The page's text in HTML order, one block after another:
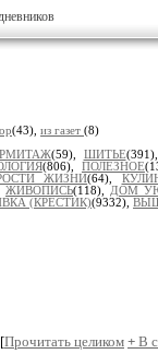
(43), из газет (8)
(59), ШИТЬЕ
(806), ПОЛЕЗНОЕ
ЖИЗНИ(64),
ЖИВОПИСЬ(118), ДОМ
(КРЕСТИК)(9332),
[Прочитать целиком + В